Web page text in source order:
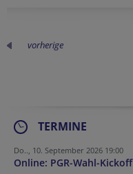
vorherige
TERMINE
Do.., 10. September 2026 19:00
Online: PGR-Wahl-Kickoff